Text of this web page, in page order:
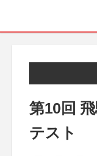
第10回
テスト